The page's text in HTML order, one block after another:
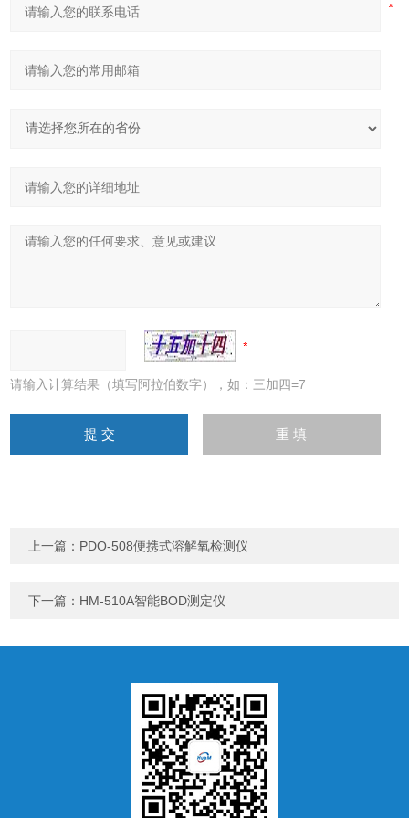
请输入计算结果（填写阿拉伯数字），如：三加四=7
上一篇： PDO-508便携式溶解氧检测仪
下一篇： HM-510A智能BOD测定仪